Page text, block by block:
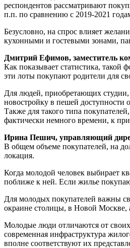
респондентов рассматривают
п.п. по сравнению с 2019-2021
Безусловно, на спрос влияет
кухонными и гостевыми зонами,
Дмитрий Ефимов, заместитель
Как показывает статистика,
эти лоты покупают родители для
Для людей, приобретающих
новостройку в пешей доступности
Также для такого типа
фактически немного времени, к
Ирина Пешич, управляющий
В общем объеме покупателей, на
локация.
Когда молодой человек выбирает
поближе к ней. Если жилье
Для молодых покупателей важны
окраине столицы, в Новой Москве,
Молодые люди отличаются от
современная инфраструктура
вполне соответствуют их